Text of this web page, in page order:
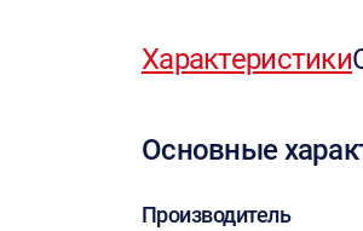
Характеристики
Основные
Производитель